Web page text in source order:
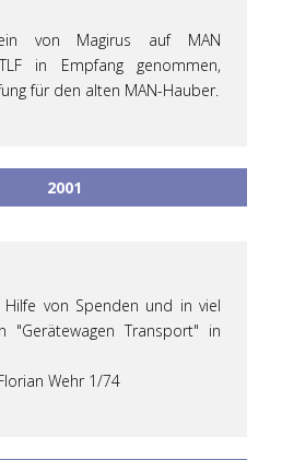
von Magirus auf MAN
in Empfang genommen,
für den alten MAN-Hauber.
2001
von Spenden und in viel
"Gerätewagen Transport" in
Wehr 1/74